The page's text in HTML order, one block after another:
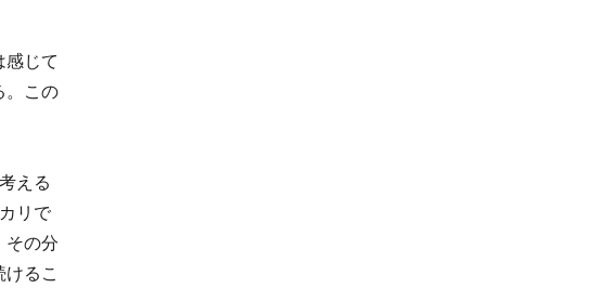
感じて
。この
える
リで
その分
るこ